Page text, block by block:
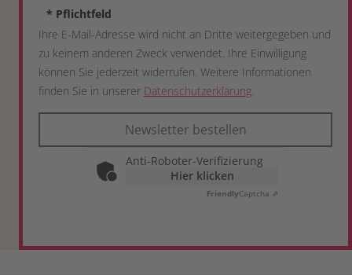
* Pflichtfeld
Ihre E-Mail-Adresse wird nicht an Dritte weitergegeben und
zu keinem anderen Zweck verwendet. Ihre Einwilligung
können Sie jederzeit widerrufen. Weitere Informationen
finden Sie in unserer Datenschutzerklärung.
Newsletter bestellen
Anti-Roboter-Verifizierung
Hier klicken
FriendlyCaptcha ⇗